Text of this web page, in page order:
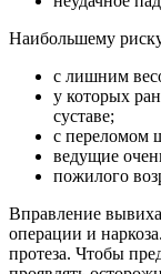
Наибольшему
с лишним
у которых
суставе;
с переломом
ведущие
пожилого
Вправление
операции и
протеза. Чтобы